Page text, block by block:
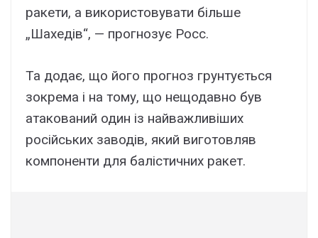
ракети, а використовувати більше
„Шахедів“, — прогнозує Росс.
Та додає, що його прогноз грунтується
зокрема і на тому, що нещодавно був
атакований один із найважливіших
російських заводів, який виготовляв
компоненти для балістичних ракет.